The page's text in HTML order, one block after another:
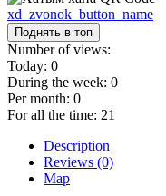
xd_zvonok_button_name
Поднять в топ
Number of views:
Today: 0
During the week: 0
Per month: 0
For all the time: 21
Description
Reviews (0)
Map